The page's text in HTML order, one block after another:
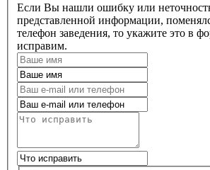
Если Вы нашли ошибку или
представленной информации,
телефон заведения, то укажите это в
исправим.